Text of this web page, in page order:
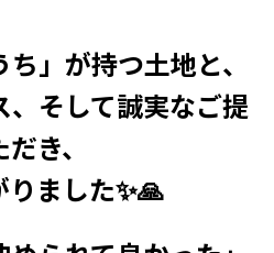
ち」が持つ土地と、
、そして誠実なご提
き、
ました✨🙏